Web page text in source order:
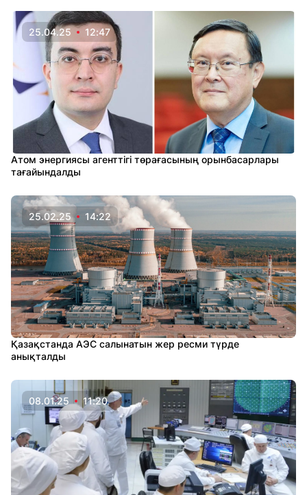
25.04.25 12:47
Атом энергиясы агенттігі төрағасының орынбасарлары
тағайындалды
25.02.25 14:22
Қазақстанда АЭС салынатын жер ресми түрде
анықталды
08.01.25 11:20